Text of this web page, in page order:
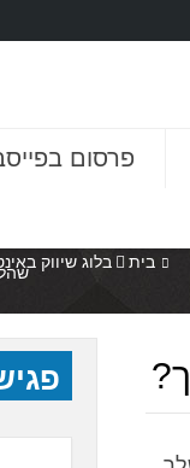
פרסום
בית בלוג שיווק